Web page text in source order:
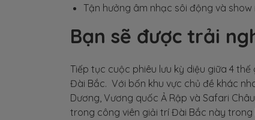
Tận hưởng âm nhạc sôi động và
Bạn sẽ được trải
Tiếp tục cuộc phiêu lưu kỳ diệu giữa 4
Đài Bắc. Với bốn khu vực chủ đề khác
Dương, Vương quốc Ả Rập và Safari
trong công viên giải trí Đài Bắc này